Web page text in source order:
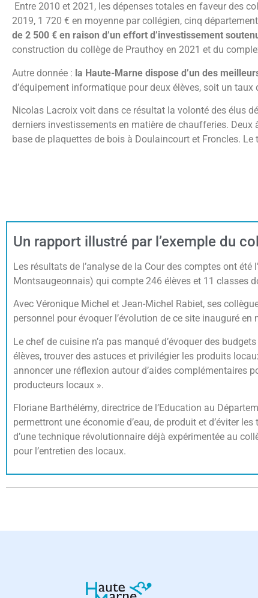
Entre 2010 et 2021, les dépenses totales en faveur des
2019, 1 720 € en moyenne par collégien, cinq
de 2 500 € en raison d’un effort d’investissement
construction du collège de Prauthoy en 2021 et du
Autre donnée : la Haute-Marne dispose d’un des
d’équipement informatique pour deux élèves, soit un
Nicolas Lacroix voit dans ce résultat la volonté des élus
derniers investissements en matière de chaufferies.
base de plaquettes de bois à Doulaincourt et Froncles. Le
Un rapport illustré par l’exemple du
Les résultats de l’analyse de la Cour des comptes ont
Montsaugeonnais) qui compte 246 élèves et 11 classes
Avec Véronique Michel et Jean-Michel Rabiet, ses
personnel pour évoquer l’évolution de ce site inauguré
Le chef de cuisine n’a pas manqué d’évoquer des
élèves, trouver des astuces et privilégier les produits
annoncer une réflexion autour d’aides complémentaires
producteurs locaux ».
Floriane Barthélémy, directrice de l’Education au
permettront une économie d’eau, de produit et d’éviter
d’une technique révolutionnaire déjà expérimentée au
pour l’entretien des locaux.